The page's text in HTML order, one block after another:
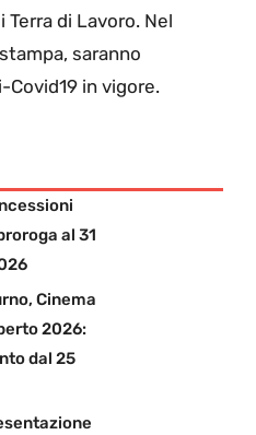
di Lavoro. Nel
saranno
in vigore.
al 31
Cinema
2026:
dal 25